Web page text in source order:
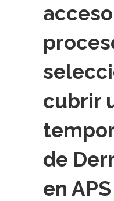
cubrir
de
en